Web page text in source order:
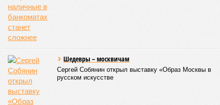
Шедевры – москвичам
Сергей Собянин открыл выставку «Образ Москвы в
русском искусстве